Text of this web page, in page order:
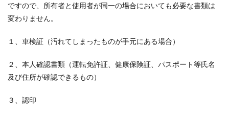
ですので、所有者と使用者が同一の場合においても必要な書類は
変わりません。
１、車検証（汚れてしまったものが手元にある場合）
２、本人確認書類（運転免許証、健康保険証、パスポート等氏名
及び住所が確認できるもの）
３、認印